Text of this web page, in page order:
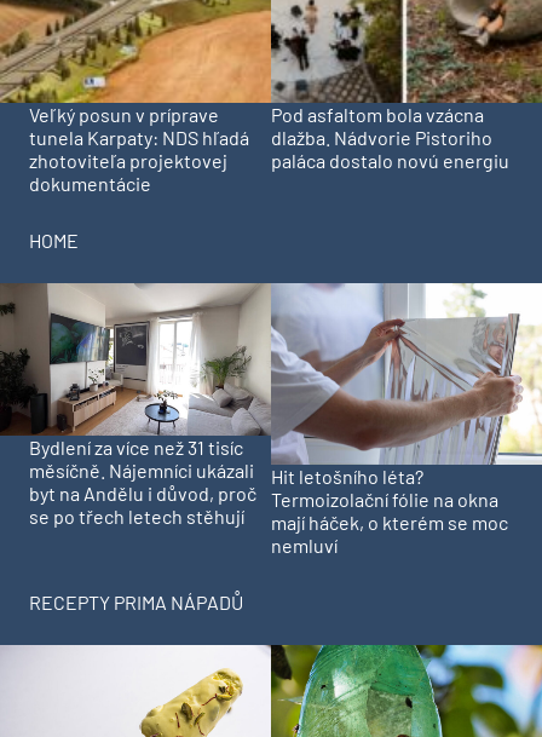
Veľký posun v príprave
tunela Karpaty: NDS hľadá
zhotoviteľa projektovej
dokumentácie
Pod asfaltom bola vzácna
dlažba. Nádvorie Pistoriho
paláca dostalo novú energiu
HOME
Bydlení za více než 31 tisíc
měsíčně. Nájemníci ukázali
byt na Andělu i důvod, proč
se po třech letech stěhují
Hit letošního léta?
Termoizolační fólie na okna
mají háček, o kterém se moc
nemluví
RECEPTY PRIMA NÁPADŮ